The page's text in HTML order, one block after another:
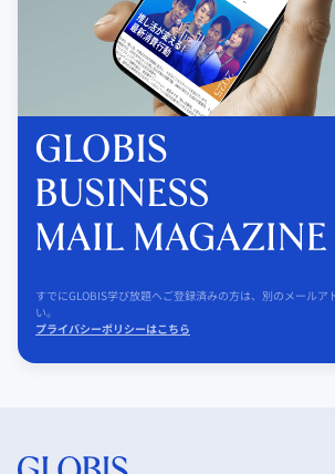
すでにGLOBIS学び放題へご登録済みの方は、別のメールア
い。
プライバシーポリシーはこちら